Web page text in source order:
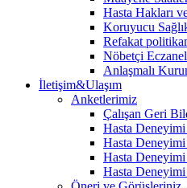
Hasta Hakları
Koruyucu
Refakat
Nöbetçi
Anlaşmalı
İletişim&Ulaşım
Anketlerimiz
Çalışan Geri
Hasta Deneyimi
Hasta
Hasta
Hasta